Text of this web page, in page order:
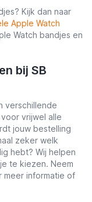
Kijk dan naar
Apple Watch
Watch bandjes en
bij SB
verschillende
vrijwel alle
jouw bestelling
zeker welk
hebt? Wij helpen
te kiezen. Neem
meer informatie of